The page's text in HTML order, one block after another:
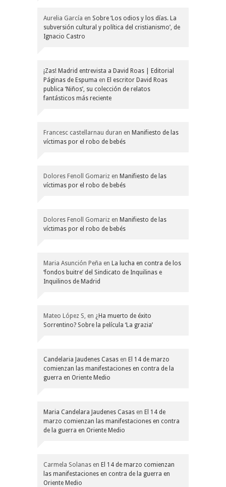
Aurelia García en Sobre ‘Los odios y los días. La
subversión cultural y política del cristianismo’, de
Ignacio Castro
¡Zas! Madrid entrevista a David Roas | Editorial
Páginas de Espuma en El escritor David Roas
publica ‘Niños’, su colección de relatos
fantásticos más reciente
Francesc castellarnau duran en Manifiesto de las
víctimas por el robo de bebés
Dolores Fenoll Gomariz en Manifiesto de las
víctimas por el robo de bebés
Dolores Fenoll Gomariz en Manifiesto de las
víctimas por el robo de bebés
Maria Asunción Peña en La lucha en contra de los
‘fondos buitre’ del Sindicato de Inquilinas e
Inquilinos de Madrid
Mateo López S, en ¿Ha muerto de éxito
Sorrentino? Sobre la película ‘La grazia’
Candelaria Jaudenes Casas en El 14 de marzo
comienzan las manifestaciones en contra de la
guerra en Oriente Medio
Maria Candelara Jaudenes Casas en El 14 de
marzo comienzan las manifestaciones en contra
de la guerra en Oriente Medio
Carmela Solanas en El 14 de marzo comienzan
las manifestaciones en contra de la guerra en
Oriente Medio